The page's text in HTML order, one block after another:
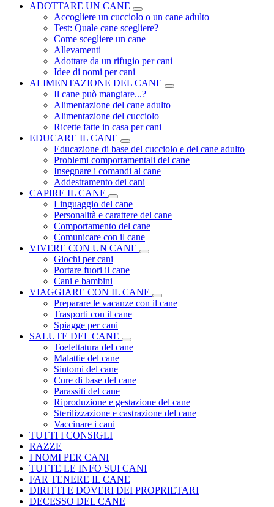
ADOTTARE UN CANE
Accogliere un cucciolo o un cane adulto
Test: Quale cane scegliere?
Come scegliere un cane
Allevamenti
Adottare da un rifugio per cani
Idee di nomi per cani
ALIMENTAZIONE DEL CANE
Il cane può mangiare...?
Alimentazione del cane adulto
Alimentazione del cucciolo
Ricette fatte in casa per cani
EDUCARE IL CANE
Educazione di base del cucciolo e del cane adulto
Problemi comportamentali del cane
Insegnare i comandi al cane
Addestramento dei cani
CAPIRE IL CANE
Linguaggio del cane
Personalità e carattere del cane
Comportamento del cane
Comunicare con il cane
VIVERE CON UN CANE
Giochi per cani
Portare fuori il cane
Cani e bambini
VIAGGIARE CON IL CANE
Preparare le vacanze con il cane
Trasporti con il cane
Spiagge per cani
SALUTE DEL CANE
Toelettatura del cane
Malattie del cane
Sintomi del cane
Cure di base del cane
Parassiti del cane
Riproduzione e gestazione del cane
Sterilizzazione e castrazione del cane
Vaccinare i cani
TUTTI I CONSIGLI
RAZZE
I NOMI PER CANI
TUTTE LE INFO SUI CANI
FAR TENERE IL CANE
DIRITTI E DOVERI DEI PROPRIETARI
DECESSO DEL CANE